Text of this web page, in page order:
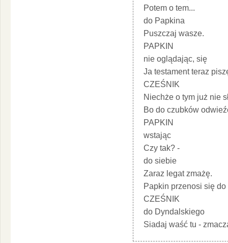
Potem o tem...
do Papkina
Puszczaj wasze.
PAPKIN
nie oglądając, się
Ja testament teraz
CZEŚNIK
Niechże o tym już nie
Bo do czubków
PAPKIN
wstając
Czy tak? -
do siebie
Zaraz legat zmażę.
Papkin przenosi się
CZEŚNIK
do Dyndalskiego
Siadaj waść tu -